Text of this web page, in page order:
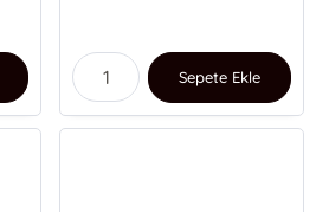
Sepete Ekle